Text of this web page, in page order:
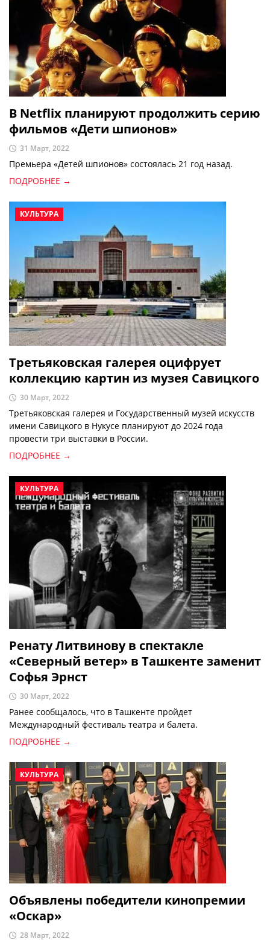
В Netflix планируют продолжить серию
фильмов «Дети шпионов»
31 Март, 2022
Премьера «Детей шпионов» состоялась 21 год назад.
ПОДРОБНЕЕ →
КУЛЬТУРА
Третьяковская галерея оцифрует
коллекцию картин из музея Савицкого
30 Март, 2022
Третьяковская галерея и Государственный музей искусств
имени Савицкого в Нукусе планируют до 2024 года
провести три выставки в России.
ПОДРОБНЕЕ →
КУЛЬТУРА
Ренату Литвинову в спектакле
«Северный ветер» в Ташкенте заменит
Софья Эрнст
30 Март, 2022
Ранее сообщалось, что в Ташкенте пройдет
Международный фестиваль театра и балета.
ПОДРОБНЕЕ →
КУЛЬТУРА
Объявлены победители кинопремии
«Оскар»
28 Март, 2022